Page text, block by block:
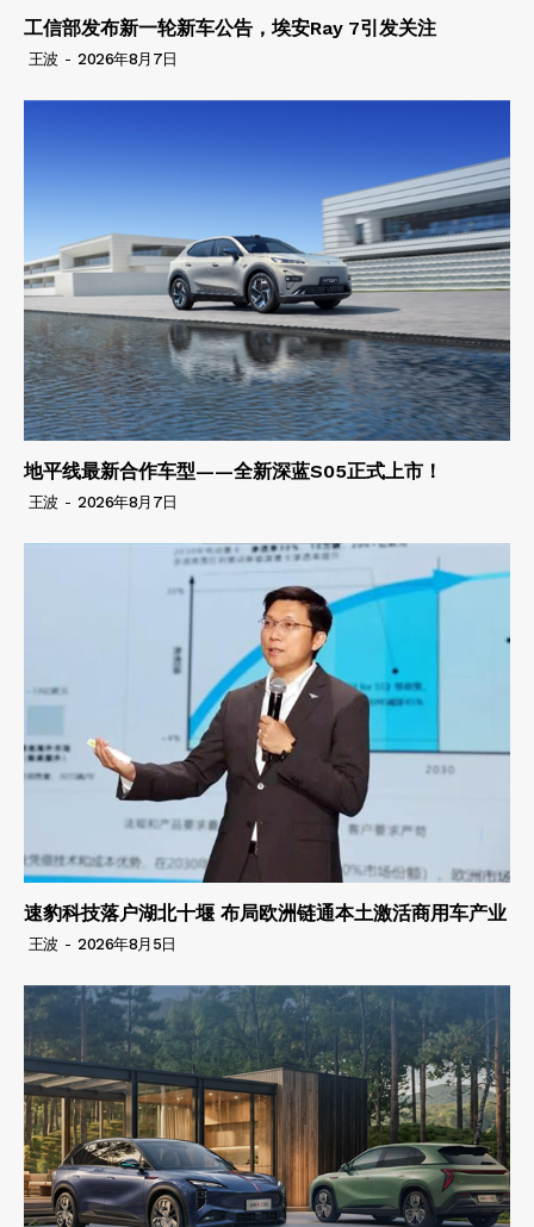
工信部发布新一轮新车公告，埃安Ray 7引发关注
王波 - 2026年8月7日
地平线最新合作车型——全新深蓝S05正式上市！
王波 - 2026年8月7日
速豹科技落户湖北十堰 布局欧洲链通本土激活商用车产业
王波 - 2026年8月5日